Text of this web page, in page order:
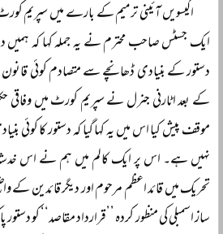
اکیسویں آئینی ترمیم کے بارے میں سپریم
ایک جسٹس صاحب محترم نے یہ جملہ کہا کہ ہمیں
دستور کے بنیادی ڈھانچے سے متصادم کوئی
کے بعد اٹارنی جنرل نے سپریم کورٹ میں
موقف پیش کیا اس میں یہ کہا گیا کہ دستور کا
نہیں ہے۔ اس پر ایک کالم میں ہم نے اس خدشہ کا
تحریک میں قائد اعظم مرحوم اور دیگر قائدین کے
ساز اسمبلی کی منظور کردہ ’’قرارداد مقاصد‘‘ کو